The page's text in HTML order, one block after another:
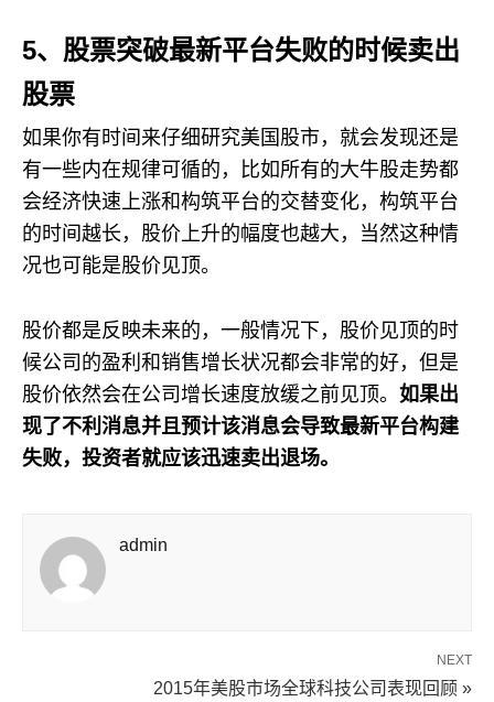
5、股票突破最新平台失败的时候卖出
股票
如果你有时间来仔细研究美国股市，就会发现还是
有一些内在规律可循的，比如所有的大牛股走势都
会经济快速上涨和构筑平台的交替变化，构筑平台
的时间越长，股价上升的幅度也越大，当然这种情
况也可能是股价见顶。
股价都是反映未来的，一般情况下，股价见顶的时
候公司的盈利和销售增长状况都会非常的好，但是
股价依然会在公司增长速度放缓之前见顶。 如果出
现了不利消息并且预计该消息会导致最新平台构建
失败，投资者就应该迅速卖出退场。
admin
NEXT
2015年美股市场全球科技公司表现回顾 »